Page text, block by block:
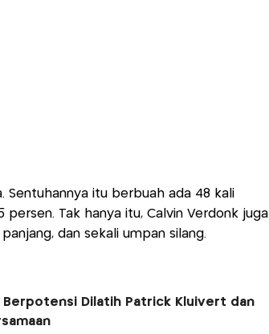
Sentuhannya itu berbuah ada 48 kali
Tak hanya itu, Calvin Verdonk juga
dan sekali umpan silang.
Berpotensi Dilatih Patrick Kluivert dan